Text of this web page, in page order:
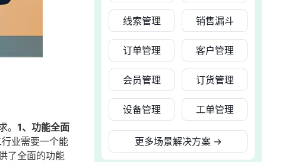
1、功能全面
业需要一个能
了全面的功能
线索管理 销售漏斗
订单管理 客户管理
会员管理 订货管理
设备管理 工单管理
更多场景解决方案 →